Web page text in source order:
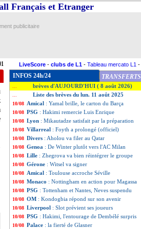
Français et Etranger
publicitaire
LiveScore - clubs de L1 - Tableau mercato L1 -
INFOS 24h/24 TRANSFERTS
brèves d'AUJOURD'HUI ( 8 août 2026)
Liste des brèves du lun. 11 août 2025
10/08 Amical : Yamal brille, le carton du Barça
10/08 PSG : Hakimi remercie Luis Enrique
10/08 Lyon : Mikautadze satisfait par la préparation
10/08 Villarreal : Foyth a prolongé (officiel)
10/08 Divers : Aholou va filer au Qatar
10/08 Genoa : De Winter plutôt vers l'AC Milan
10/08 Lille : Zhegrova va bien réintégrer le groupe
10/08 Gérone : Witsel va signer
10/08 Amical : Toulouse accroche Séville
10/08 Monaco : Nottingham en action pour Magassa
10/08 PSG : Tottenham et Nantes, Neves suspendu
10/08 OM : Kondogbia répond sur son avenir
10/08 Liverpool : Slot prévient ses joueurs
10/08 PSG : Hakimi, l'entourage de Dembélé surpris
10/08 Palace : la fierté de Glasner